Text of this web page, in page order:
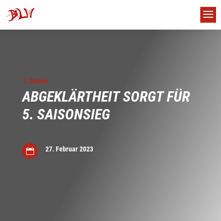
1. Damen
ABGEKLÄRTHEIT SORGT FÜR
5. SAISONSIEG
 27. Februar 2023